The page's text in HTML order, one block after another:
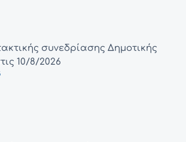
συνεδρίασης Δημοτικής
10/8/2026